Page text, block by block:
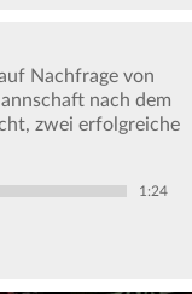
Nachfrage von
nach dem
zwei erfolgreiche
1:24